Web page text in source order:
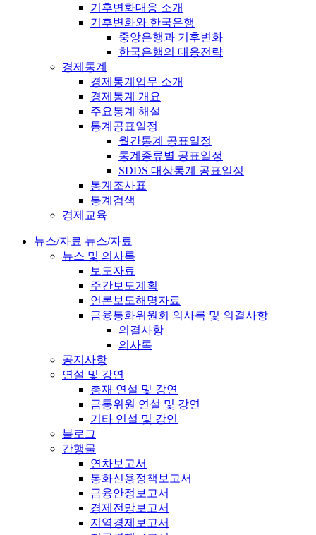
기후변화대응 소개
기후변화와 한국은행
중앙은행과 기후변화
한국은행의 대응전략
경제통계
경제통계업무 소개
경제통계 개요
주요통계 해설
통계공표일정
월간통계 공표일정
통계종류별 공표일정
SDDS 대상통계 공표일정
통계조사표
통계검색
경제교육
뉴스/자료 뉴스/자료
뉴스 및 의사록
보도자료
주간보도계획
언론보도해명자료
금융통화위원회 의사록 및 의결사항
의결사항
의사록
공지사항
연설 및 강연
총재 연설 및 강연
금통위원 연설 및 강연
기타 연설 및 강연
블로그
간행물
연차보고서
통화신용정책보고서
금융안정보고서
경제전망보고서
지역경제보고서